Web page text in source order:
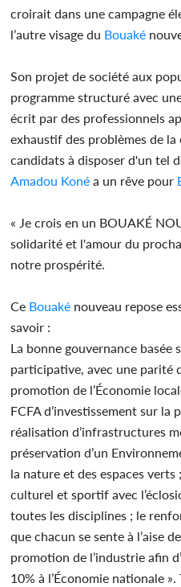
croirait dans une campagne
l’autre visage du Bouaké
Son projet de société aux
programme structuré avec
écrit par des professionnels
exhaustif des problèmes de
candidats à disposer d'un tel
Amadou Koné a un rêve pour
« Je crois en un BOUAKÉ
solidarité et l'amour du
notre prospérité.
Ce Bouaké nouveau repose
savoir :
La bonne gouvernance basée
participative, avec une parité
promotion de l’Économie
FCFA d’investissement sur la
réalisation d’infrastructures
préservation d’un
la nature et des espaces
culturel et sportif avec
toutes les disciplines ; le
que chacun se sente à l’aise
promotion de l’industrie afin
10% à l’Économie nationale